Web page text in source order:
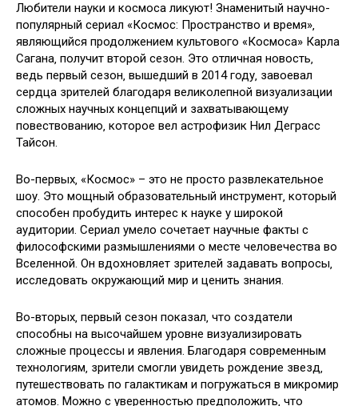
Любители науки и космоса ликуют! Знаменитый научно-
популярный сериал «Космос: Пространство и время»‚
являющийся продолжением культового «Космоса» Карла
Сагана‚ получит второй сезон. Это отличная новость‚
ведь первый сезон‚ вышедший в 2014 году‚ завоевал
сердца зрителей благодаря великолепной визуализации
сложных научных концепций и захватывающему
повествованию‚ которое вел астрофизик Нил Деграсс
Тайсон.
Во-первых‚ «Космос» – это не просто развлекательное
шоу. Это мощный образовательный инструмент‚ который
способен пробудить интерес к науке у широкой
аудитории. Сериал умело сочетает научные факты с
философскими размышлениями о месте человечества во
Вселенной. Он вдохновляет зрителей задавать вопросы‚
исследовать окружающий мир и ценить знания.
Во-вторых‚ первый сезон показал‚ что создатели
способны на высочайшем уровне визуализировать
сложные процессы и явления. Благодаря современным
технологиям‚ зрители смогли увидеть рождение звезд‚
путешествовать по галактикам и погружаться в микромир
атомов. Можно с уверенностью предположить‚ что